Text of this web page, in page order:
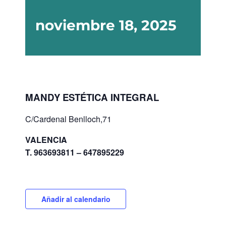
noviembre 18, 2025
MANDY ESTÉTICA INTEGRAL
C/Cardenal Benlloch,71
VALENCIA
T. 963693811 – 647895229
Añadir al calendario